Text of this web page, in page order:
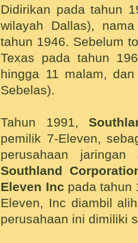
Didirikan pada tahun
wilayah Dallas),
tahun 1946. Sebelum
Texas pada tahun
hingga 11 malam,
Sebelas).
Tahun 1991,
pemilik 7-Eleven,
perusahaan
Southland
Eleven Inc pada tahun
Eleven, Inc diambil
perusahaan ini dimiliki